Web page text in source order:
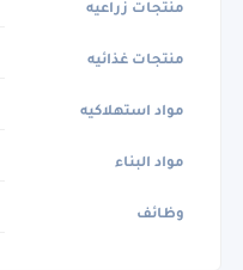
منتجات زراعيه
منتجات غذائيه
مواد استهلاكيه
مواد البناء
وظائف